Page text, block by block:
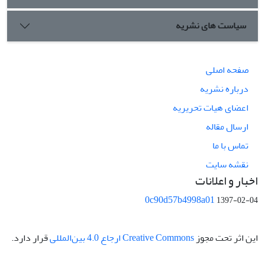
سیاست های نشریه
صفحه اصلی
درباره نشریه
اعضای هیات تحریریه
ارسال مقاله
تماس با ما
نقشه سایت
اخبار و اعلانات
0c90d57b4998a011397-02-04
این اثر تحت مجوز Creative Commons ارجاع 4.0 بین‌المللی قرار دارد.